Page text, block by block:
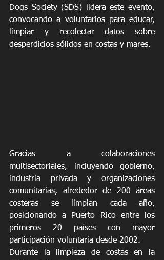
Dogs Society (SDS) lidera este evento,
convocando a voluntarios para educar,
limpiar y recolectar datos sobre
desperdicios sólidos en costas y mares.
Gracias a colaboraciones
multisectoriales, incluyendo gobierno,
industria privada y organizaciones
comunitarias, alrededor de 200 áreas
costeras se limpian cada año,
posicionando a Puerto Rico entre los
primeros 20 países con mayor
participación voluntaria desde 2002.
Durante la limpieza de costas en la